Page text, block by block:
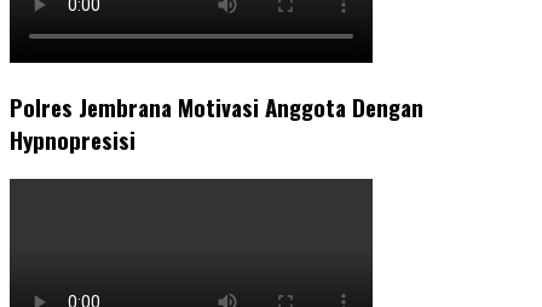
Polres Jembrana Motivasi Anggota Dengan
Hypnopresisi